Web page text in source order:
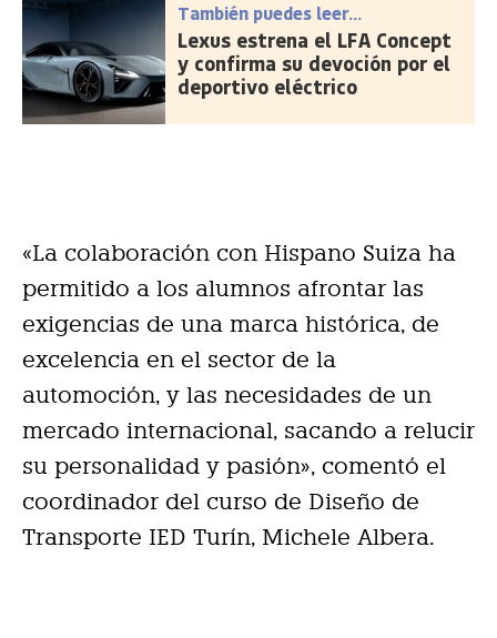
También puedes leer...
Lexus estrena el LFA Concept
y confirma su devoción por el
deportivo eléctrico
«La colaboración con Hispano Suiza ha
permitido a los alumnos afrontar las
exigencias de una marca histórica, de
excelencia en el sector de la
automoción, y las necesidades de un
mercado internacional, sacando a relucir
su personalidad y pasión», comentó el
coordinador del curso de Diseño de
Transporte IED Turín, Michele Albera.